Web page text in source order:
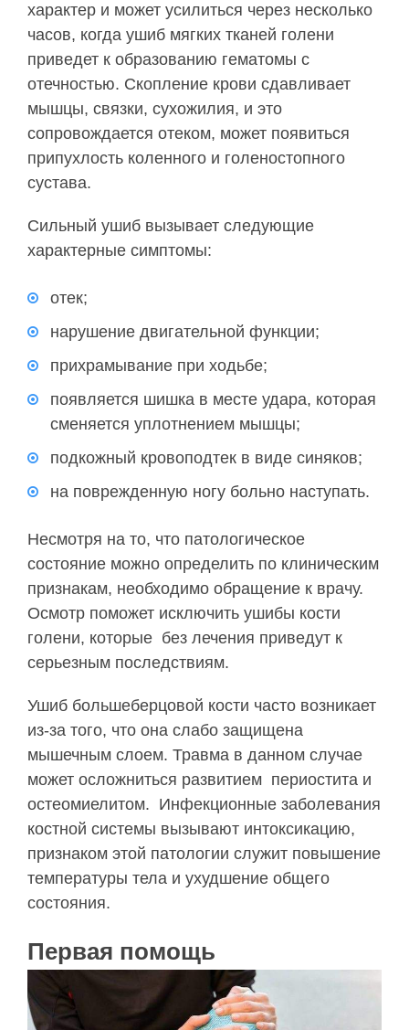
характер и может усилиться через несколько
часов, когда ушиб мягких тканей голени
приведет к образованию гематомы с
отечностью. Скопление крови сдавливает
мышцы, связки, сухожилия, и это
сопровождается отеком, может появиться
припухлость коленного и голеностопного
сустава.
Сильный ушиб вызывает следующие
характерные симптомы:
отек;
нарушение двигательной функции;
прихрамывание при ходьбе;
появляется шишка в месте удара, которая
сменяется уплотнением мышцы;
подкожный кровоподтек в виде синяков;
на поврежденную ногу больно наступать.
Несмотря на то, что патологическое
состояние можно определить по клиническим
признакам, необходимо обращение к врачу.
Осмотр поможет исключить ушибы кости
голени, которые без лечения приведут к
серьезным последствиям.
Ушиб большеберцовой кости часто возникает
из-за того, что она слабо защищена
мышечным слоем. Травма в данном случае
может осложниться развитием периостита и
остеомиелитом. Инфекционные заболевания
костной системы вызывают интоксикацию,
признаком этой патологии служит повышение
температуры тела и ухудшение общего
состояния.
Первая помощь